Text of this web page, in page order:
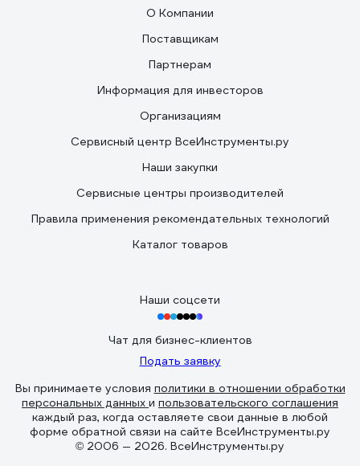
О Компании
Поставщикам
Партнерам
Информация для инвесторов
Организациям
Сервисный центр ВсеИнструменты.ру
Наши закупки
Сервисные центры производителей
Правила применения рекомендательных технологий
Каталог товаров
Наши соцсети
Чат для бизнес-клиентов
Подать заявку
Вы принимаете условия политики в отношении обработки
персональных данных и пользовательского соглашения
каждый раз, когда оставляете свои данные в любой
форме обратной связи на сайте ВсеИнструменты.ру
© 2006 — 2026. ВсеИнструменты.ру